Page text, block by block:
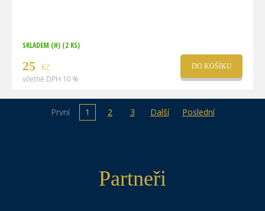
SKLADEM (H) (2 KS)
25 Kč
včetně DPH 10 %
DO KOŠÍKU
První 1 2 3 Další Poslední
Partneři